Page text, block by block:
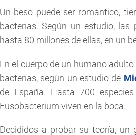
Un beso puede ser romántico,
bacterias. Según un estudio,
hasta 80 millones de ellas, en un
En el cuerpo de un humano
bacterias, según un estudio de
de España. Hasta 700
Fusobacterium viven en la boca.
Decididos a probar su teoría, un